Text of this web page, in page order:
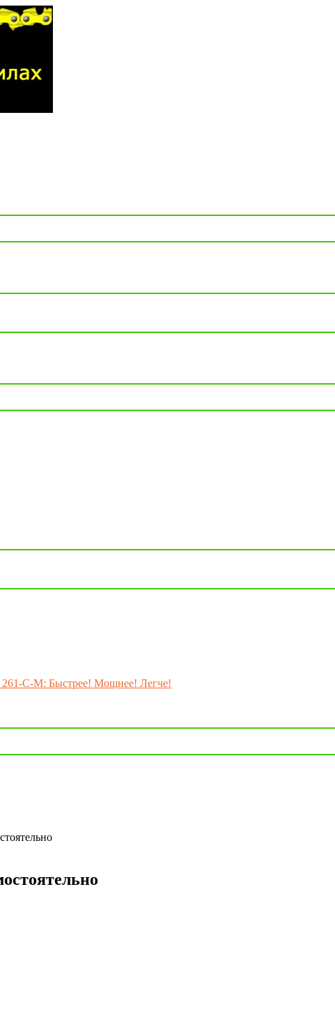
261-C-M: Быстрее! Мощнее! Легче!